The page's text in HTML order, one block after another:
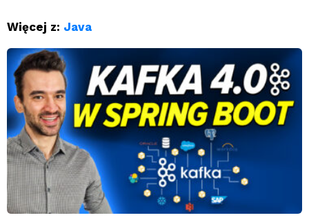
Więcej z: Java